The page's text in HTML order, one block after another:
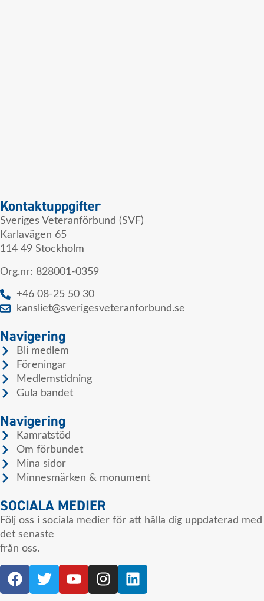
Kontaktuppgifter
Sveriges Veteranförbund (SVF)
Karlavägen 65
114 49 Stockholm
Org.nr: 828001-0359
+46 08-25 50 30
kansliet@sverigesveteranforbund.se
Navigering
Bli medlem
Föreningar
Medlemstidning
Gula bandet
Navigering
Kamratstöd
Om förbundet
Mina sidor
Minnesmärken & monument
SOCIALA MEDIER
Följ oss i sociala medier för att hålla dig uppdaterad med
det senaste
från oss.